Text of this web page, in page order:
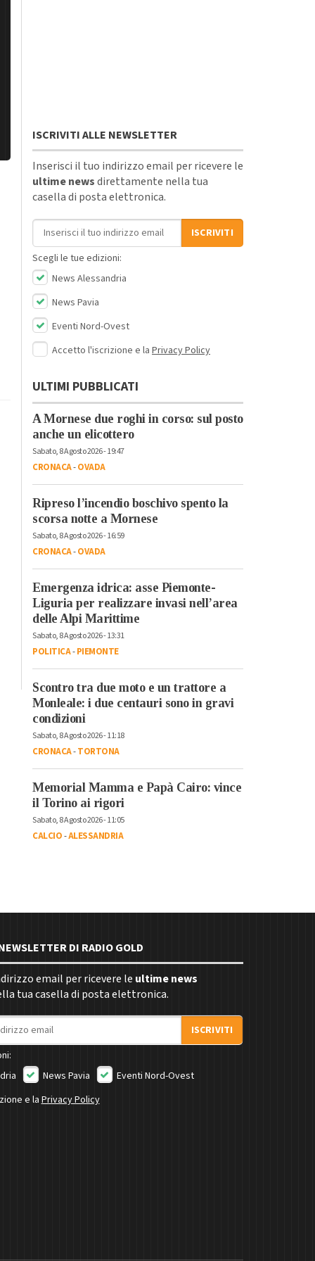
ISCRIVITI ALLE NEWSLETTER
Inserisci il tuo indirizzo email per ricevere le
ultime newsdirettamente nella tua
casella di posta elettronica.
Indirizzo email
ISCRIVITI
Scegli le tue edizioni:
News Alessandria
News Pavia
Eventi Nord-Ovest
Accetto l'iscrizione e la Privacy Policy
ULTIMI PUBBLICATI
A Mornese due roghi in corso: sul posto
anche un elicottero
Sabato, 8 Agosto 2026 - 19:47
CRONACA-OVADA
Ripreso l’incendio boschivo spento la
scorsa notte a Mornese
Sabato, 8 Agosto 2026 - 16:59
CRONACA-OVADA
Emergenza idrica: asse Piemonte-
Liguria per realizzare invasi nell’area
delle Alpi Marittime
Sabato, 8 Agosto 2026 - 13:31
POLITICA-PIEMONTE
Scontro tra due moto e un trattore a
Monleale: i due centauri sono in gravi
condizioni
Sabato, 8 Agosto 2026 - 11:18
CRONACA-TORTONA
Memorial Mamma e Papà Cairo: vince
il Torino ai rigori
Sabato, 8 Agosto 2026 - 11:05
CALCIO-ALESSANDRIA
DI RADIO GOLD
email per ricevere le ultime news
tua casella di posta elettronica.
ISCRIVITI
News Pavia
Eventi Nord-Ovest
e la Privacy Policy